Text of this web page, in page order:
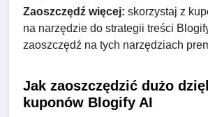
Zaoszczędź więcej: skorzystaj z
na narzędzie do strategii treści
zaoszczędź na tych narzędziach
Jak zaoszczędzić dużo
kuponów Blogify AI